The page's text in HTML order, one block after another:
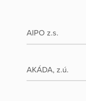
AIPO z.s.
AKÁDA, z.ú.